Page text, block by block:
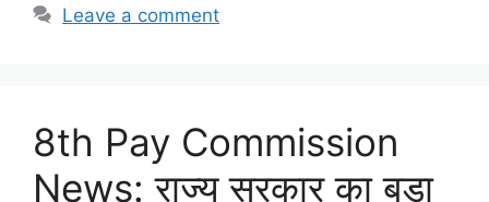
Leave a comment
8th Pay Commission
News: राज्य सरकार का बड़ा